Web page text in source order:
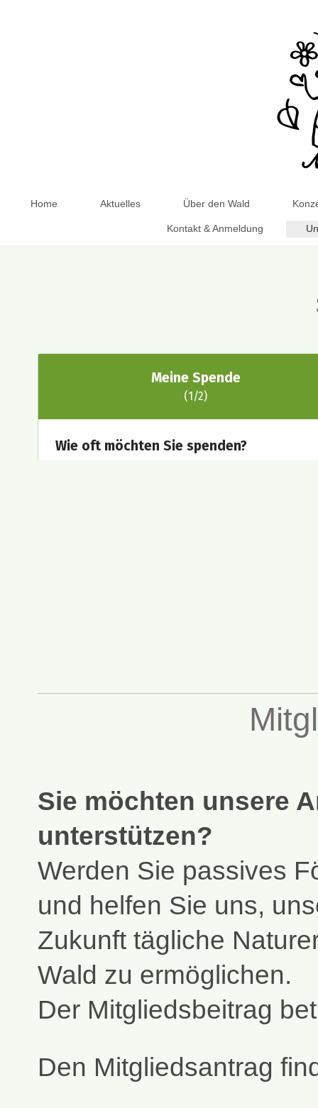
Home Aktuelles Über den Wald
Kontakt & Anmeldung
Sie möchten unsere
unterstützen?
Werden Sie passives
und helfen Sie uns,
Zukunft tägliche
Wald zu ermöglichen.
Der Mitgliedsbeitrag
Den Mitgliedsantrag